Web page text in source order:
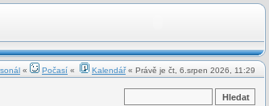
« Počasí « Kalendář« Právě je čt, 6.srpen 2026, 11:29